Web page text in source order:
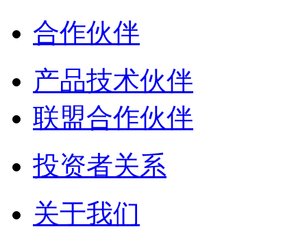
合作伙伴
产品技术伙伴
联盟合作伙伴
投资者关系
关于我们